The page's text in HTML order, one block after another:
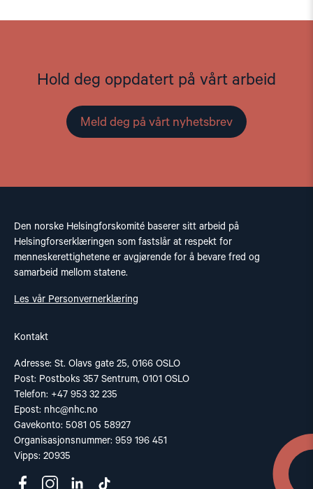
Hold deg oppdatert på vårt arbeid
Meld deg på vårt nyhetsbrev
Den norske Helsingforskomité baserer sitt arbeid på
Helsingforserklæringen som fastslår at respekt for
menneskerettighetene er avgjørende for å bevare fred og
samarbeid mellom statene.
Les vår Personvernerklæring
Kontakt
Adresse: St. Olavs gate 25, 0166 OSLO
Post: Postboks 357 Sentrum, 0101 OSLO
Telefon: +47 953 32 235
Epost: nhc@nhc.no
Gavekonto: 5081 05 58927
Organisasjonsnummer: 959 196 451
Vipps: 20935